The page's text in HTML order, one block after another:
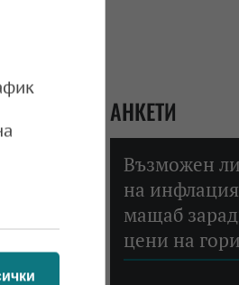
09.03.2024
09.03.2024
АНКЕТИ
Възможен
на
мащаб
цени на